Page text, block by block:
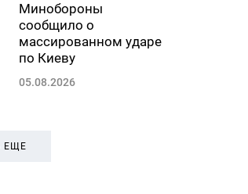
Минобороны
сообщило о
массированном ударе
по Киеву
05.08.2026
ЕЩЕ